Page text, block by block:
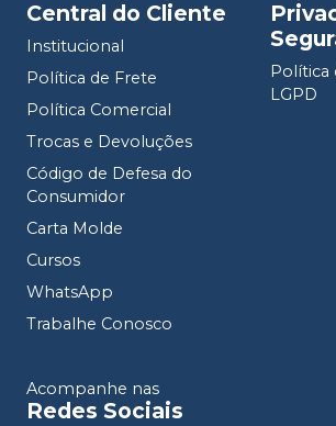
Central do Cliente
Institucional
Política de Frete
Política Comercial
Trocas e Devoluções
Código de Defesa do
Consumidor
Carta Molde
Cursos
WhatsApp
Trabalhe Conosco
Política
LGPD
Acompanhe nas
Redes Sociais